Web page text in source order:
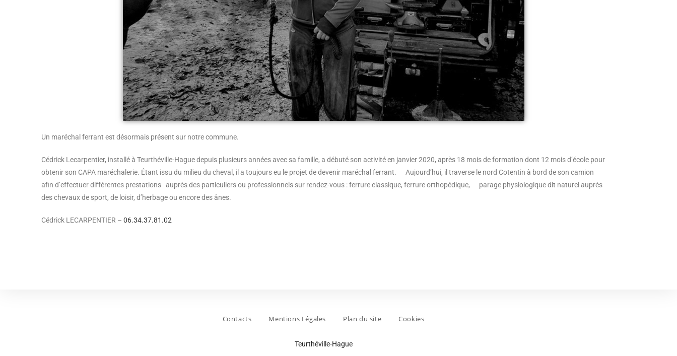
Un maréchal ferrant est désormais présent sur notre commune.
Cédrick Lecarpentier, installé à Teurthéville-Hague depuis plusieurs années avec sa famille, a débuté son activité en janvier 2020, après 18 mois de formation dont 12 mois d’école pour
obtenir son CAPA maréchalerie. Étant issu du milieu du cheval, il a toujours eu le projet de devenir maréchal ferrant. Aujourd’hui, il traverse le nord Cotentin à bord de son camion
afin d’effectuer différentes prestations auprès des particuliers ou professionnels sur rendez-vous : ferrure classique, ferrure orthopédique, parage physiologique dit naturel auprès
des chevaux de sport, de loisir, d’herbage ou encore des ânes.
Cédrick LECARPENTIER – 06.34.37.81.02
Contacts Mentions Légales Plan du site Cookies
Teurthéville-Hague